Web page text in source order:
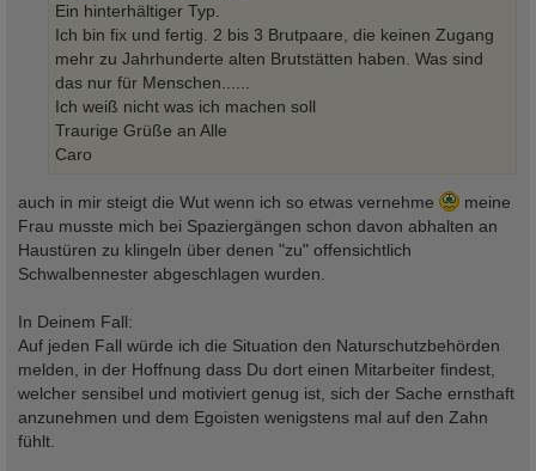
Ein hinterhältiger Typ.
Ich bin fix und fertig. 2 bis 3 Brutpaare, die keinen Zugang
mehr zu Jahrhunderte alten Brutstätten haben. Was sind
das nur für Menschen......
Ich weiß nicht was ich machen soll
Traurige Grüße an Alle
Caro
auch in mir steigt die Wut wenn ich so etwas vernehme
meine
Frau musste mich bei Spaziergängen schon davon abhalten an
Haustüren zu klingeln über denen "zu" offensichtlich
Schwalbennester abgeschlagen wurden.
In Deinem Fall:
Auf jeden Fall würde ich die Situation den Naturschutzbehörden
melden, in der Hoffnung dass Du dort einen Mitarbeiter findest,
welcher sensibel und motiviert genug ist, sich der Sache ernsthaft
anzunehmen und dem Egoisten wenigstens mal auf den Zahn
fühlt.